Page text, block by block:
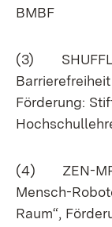
BMBF
(3)
Förderung:
(4) ZEN-MRI
Mensch-
Raum“,